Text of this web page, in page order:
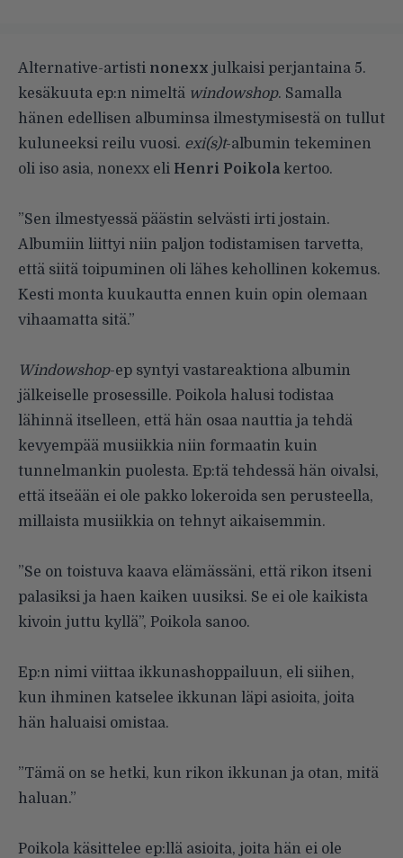
Alternative-artisti nonexx julkaisi perjantaina 5.
kesäkuuta ep:n nimeltä windowshop. Samalla
hänen edellisen albuminsa ilmestymisestä on tullut
kuluneeksi reilu vuosi. exi(s)t-albumin tekeminen
oli iso asia, nonexx eli Henri Poikola kertoo.
”Sen ilmestyessä päästin selvästi irti jostain.
Albumiin liittyi niin paljon todistamisen tarvetta,
että siitä toipuminen oli lähes kehollinen kokemus.
Kesti monta kuukautta ennen kuin opin olemaan
vihaamatta sitä.”
Windowshop-ep syntyi vastareaktiona albumin
jälkeiselle prosessille. Poikola halusi todistaa
lähinnä itselleen, että hän osaa nauttia ja tehdä
kevyempää musiikkia niin formaatin kuin
tunnelmankin puolesta. Ep:tä tehdessä hän oivalsi,
että itseään ei ole pakko lokeroida sen perusteella,
millaista musiikkia on tehnyt aikaisemmin.
”Se on toistuva kaava elämässäni, että rikon itseni
palasiksi ja haen kaiken uusiksi. Se ei ole kaikista
kivoin juttu kyllä”, Poikola sanoo.
Ep:n nimi viittaa ikkunashoppailuun, eli siihen,
kun ihminen katselee ikkunan läpi asioita, joita
hän haluaisi omistaa.
”Tämä on se hetki, kun rikon ikkunan ja otan, mitä
haluan.”
Poikola käsittelee ep:llä asioita, joita hän ei ole